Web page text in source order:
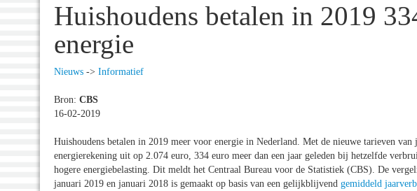
Huishoudens betalen in 2019
energie
Nieuws -> Informatief
Bron: CBS
16-02-2019
Huishoudens betalen in 2019 meer voor energie in Nederland. Met de nieuwe tarieven
energierekening uit op 2.074 euro, 334 euro meer dan een jaar geleden bij hetzelfde
hogere energiebelasting. Dit meldt het Centraal Bureau voor de Statistiek (CBS). De
januari 2019 en januari 2018 is gemaakt op basis van een gelijkblijvend gemiddeld